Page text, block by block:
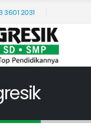
3601 2031